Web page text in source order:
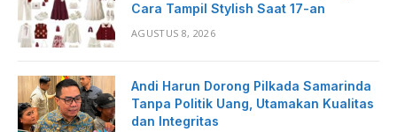
Cara Tampil Stylish Saat 17-an
AGUSTUS 8, 2026
Andi Harun Dorong Pilkada Samarinda
Tanpa Politik Uang, Utamakan Kualitas
dan Integritas